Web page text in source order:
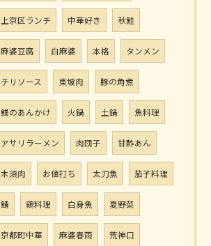
上京区ランチ 中華好き 秋鮭
麻婆豆腐 白麻婆 本格 タンメン
チリソース 東坡肉 豚の角煮
鰈のあんかけ 火鍋 土鍋 魚料理
アサリラーメン 肉団子 甘酢あん
木須肉 お値打ち 太刀魚 茄子料理
鯖 鶏料理 白身魚 夏野菜
京都町中華 麻婆春雨 荒神口